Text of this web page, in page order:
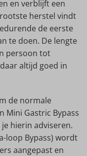
en verblijft een
herstel vindt
de eerste
te doen. De lengte
persoon tot
altijd goed in
de normale
Mini Gastric Bypass
hierin adviseren.
loop Bypass) wordt
aangepast en